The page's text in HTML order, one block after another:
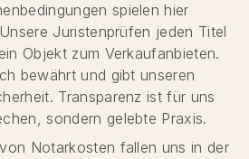
spielen hier
Juristenprüfen jeden Titel
Objekt zum Verkaufanbieten.
bewährt und gibt unseren
Transparenz ist für uns
sondern gelebte Praxis.
Notarkosten fallen uns in der